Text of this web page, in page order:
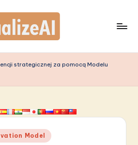
strategicznej za pomocą Modelu
Model